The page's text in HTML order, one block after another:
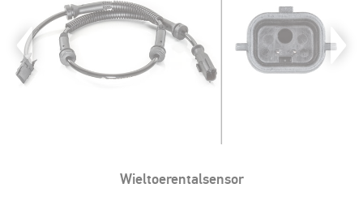
Luchtmassameter